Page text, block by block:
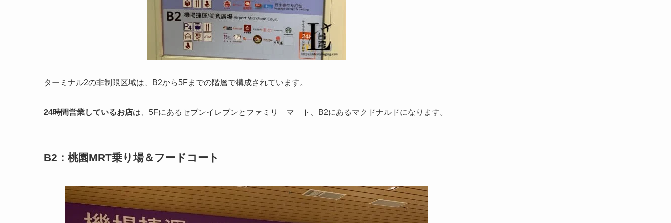
ターミナル2の非制限区域は、 B2から5Fまでの階層で構成されています。
24時間営業しているお店は、5Fにあるセブンイレブンとファミリーマート、B2にあるマクドナルドになります。
B2：桃園MRT乗り場＆フードコート